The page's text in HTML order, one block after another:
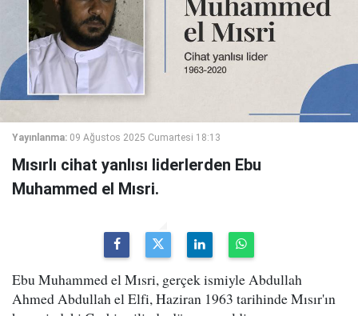
Yayınlanma: 09 Ağustos 2025 Cumartesi 18:13
Mısırlı cihat yanlısı liderlerden Ebu
Muhammed el Mısri.
Ebu Muhammed el Mısri, gerçek ismiyle Abdullah
Ahmed Abdullah el Elfi, Haziran 1963 tarihinde Mısır'ın